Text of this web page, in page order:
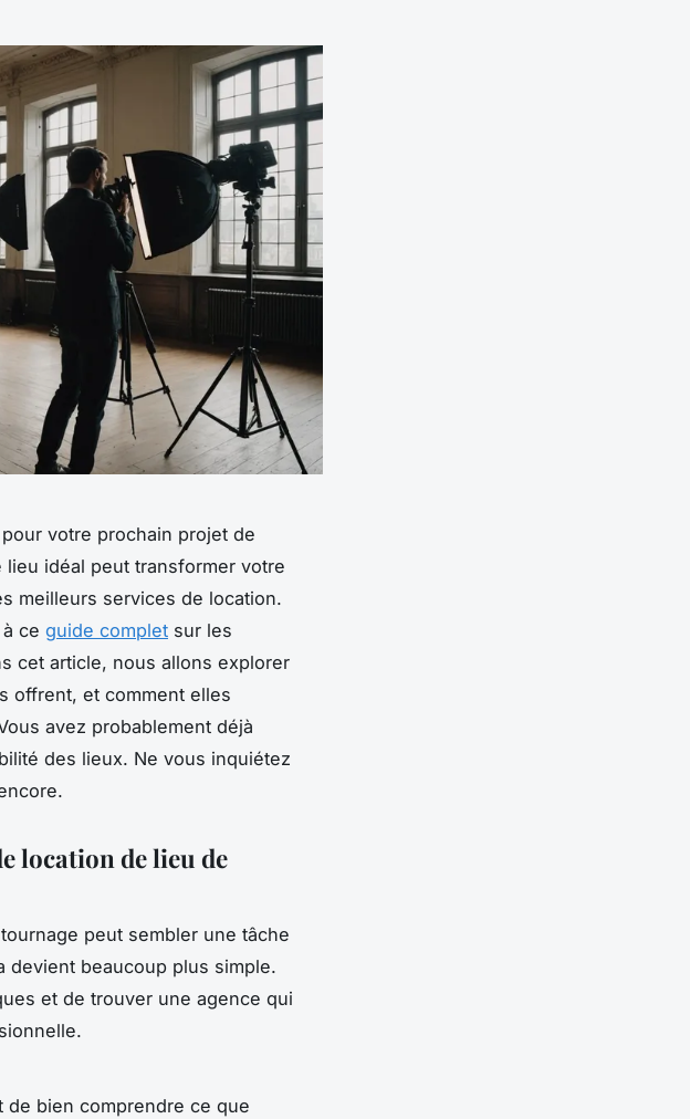
votre prochain projet de
idéal peut transformer votre
meilleurs services de location.
ce guide complet sur les
cet article, nous allons explorer
offrent, et comment elles
avez probablement déjà
des lieux. Ne vous inquiétez
location de lieu de
peut sembler une tâche
devient beaucoup plus simple.
et de trouver une agence qui
de bien comprendre ce que